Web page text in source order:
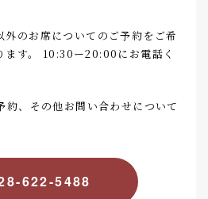
のお席についてのご予約をご希
ます。 10:30ー20:00にお電話く
約、その他お問い合わせについて
622-5488